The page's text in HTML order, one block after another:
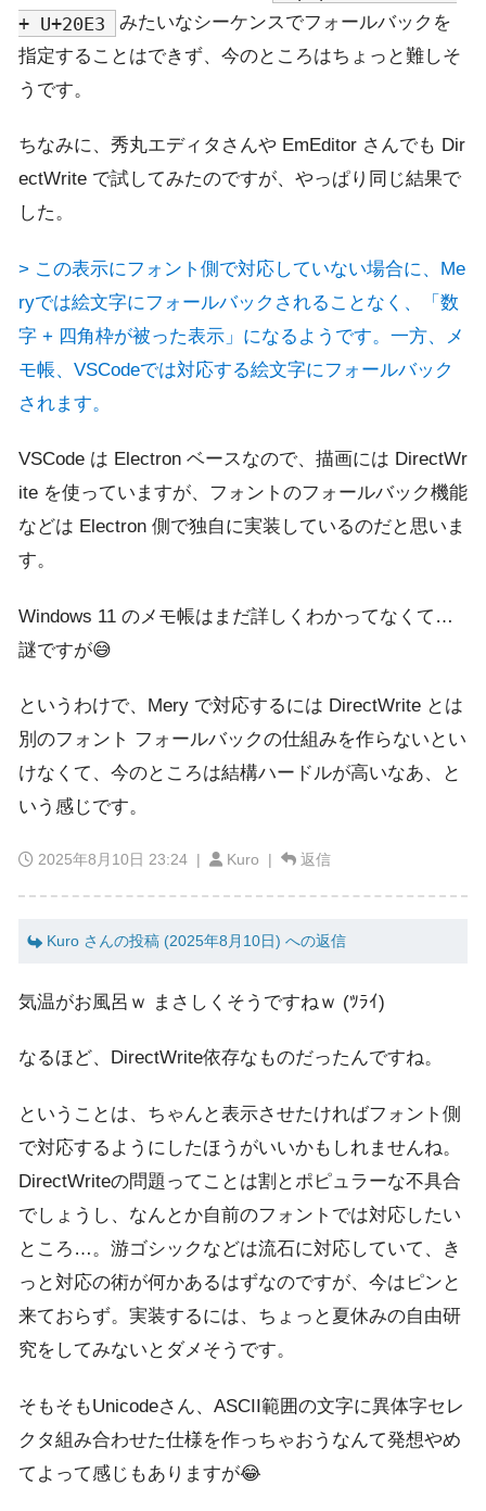
+ U+20E3
みたいなシーケンスでフォールバックを
指定することはできず、今のところはちょっと難しそ
うです。
ちなみに、秀丸エディタさんや EmEditor さんでも Dir
ectWrite で試してみたのですが、やっぱり同じ結果で
した。
> この表示にフォント側で対応していない場合に、Me
ryでは絵文字にフォールバックされることなく、「数
字 + 四角枠が被った表示」になるようです。一方、メ
モ帳、VSCodeでは対応する絵文字にフォールバック
されます。
VSCode は Electron ベースなので、描画には DirectWr
ite を使っていますが、フォントのフォールバック機能
などは Electron 側で独自に実装しているのだと思いま
す。
Windows 11 のメモ帳はまだ詳しくわかってなくて…
謎ですが😅
というわけで、Mery で対応するには DirectWrite とは
別のフォント フォールバックの仕組みを作らないとい
けなくて、今のところは結構ハードルが高いなあ、と
いう感じです。
2025年8月10日 23:24 | Kuro | 返信
Kuro さんの投稿 (2025年8月10日) への返信
気温がお風呂ｗ まさしくそうですねｗ (ﾂﾗｲ)
なるほど、DirectWrite依存なものだったんですね。
ということは、ちゃんと表示させたければフォント側
で対応するようにしたほうがいいかもしれませんね。
DirectWriteの問題ってことは割とポピュラーな不具合
でしょうし、なんとか自前のフォントでは対応したい
ところ…。游ゴシックなどは流石に対応していて、き
っと対応の術が何かあるはずなのですが、今はピンと
来ておらず。実装するには、ちょっと夏休みの自由研
究をしてみないとダメそうです。
そもそもUnicodeさん、ASCII範囲の文字に異体字セレ
クタ組み合わせた仕様を作っちゃおうなんて発想やめ
てよって感じもありますが😂